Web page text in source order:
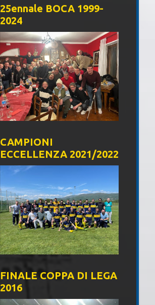
25ennale BOCA 1999-
2024
CAMPIONI
ECCELLENZA 2021/2022
FINALE COPPA DI LEGA
2016